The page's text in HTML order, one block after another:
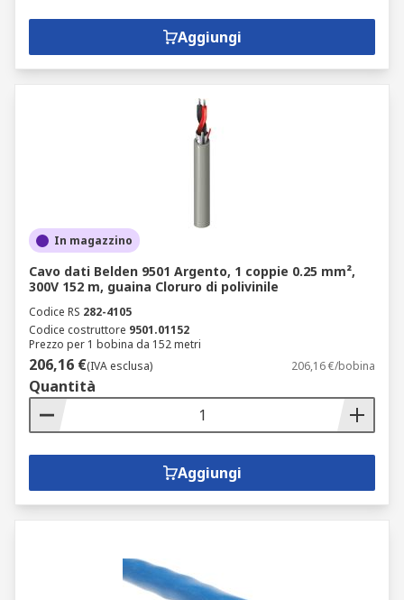
Aggiungi
In magazzino
Cavo dati Belden 9501 Argento, 1 coppie 0.25 mm²,
300V 152 m, guaina Cloruro di polivinile
Codice RS 282-4105
Codice costruttore 9501.01152
Prezzo per 1 bobina da 152 metri
206,16 €(IVA esclusa) 206,16 €/bobina
Quantità
Aggiungi